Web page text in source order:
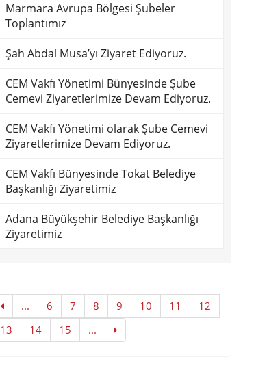
Marmara Avrupa Bölgesi Şubeler
Toplantımız
Şah Abdal Musa’yı Ziyaret Ediyoruz.
CEM Vakfı Yönetimi Bünyesinde Şube
Cemevi Ziyaretlerimize Devam Ediyoruz.
CEM Vakfı Yönetimi olarak Şube Cemevi
Ziyaretlerimize Devam Ediyoruz.
CEM Vakfı Bünyesinde Tokat Belediye
Başkanlığı Ziyaretimiz
Adana Büyükşehir Belediye Başkanlığı
Ziyaretimiz
... 6 7 8 9 10 11
12
13
14 15 ...